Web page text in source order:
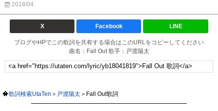
2018/04
X Facebook LINE
ブログやHPでこの歌詞を共有する場合はこのURLをコピーしてください
曲名：Fall Out 歌手：戸渡陽太
歌詞検索UtaTen 戸渡陽太 Fall Out歌詞